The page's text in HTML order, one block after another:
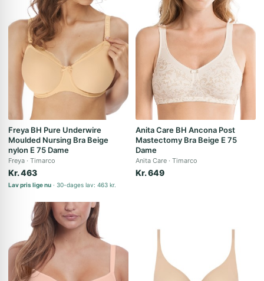
Freya BH Pure Underwire
Moulded Nursing Bra Beige
nylon E 75 Dame
Freya Timarco
Kr. 463
Lav pris lige nu 30-dages lav: 463 kr.
Anita Care BH Ancona Post
Mastectomy Bra Beige E 75
Dame
Anita Care Timarco
Kr. 649